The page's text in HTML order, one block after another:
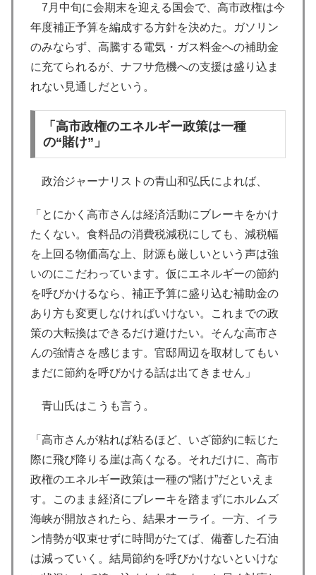
7月中旬に会期末を迎える国会で、高市政権は今
年度補正予算を編成する方針を決めた。ガソリン
のみならず、高騰する電気・ガス料金への補助金
に充てられるが、ナフサ危機への支援は盛り込ま
れない見通しだという。
「高市政権のエネルギー政策は一種
の“賭け”」
政治ジャーナリストの青山和弘氏によれば、
「とにかく高市さんは経済活動にブレーキをかけ
たくない。食料品の消費税減税にしても、減税幅
を上回る物価高な上、財源も厳しいという声は強
いのにこだわっています。仮にエネルギーの節約
を呼びかけるなら、補正予算に盛り込む補助金の
あり方も変更しなければいけない。これまでの政
策の大転換はできるだけ避けたい。そんな高市さ
んの強情さを感じます。官邸周辺を取材してもい
まだに節約を呼びかける話は出てきません」
青山氏はこうも言う。
「高市さんが粘れば粘るほど、いざ節約に転じた
際に飛び降りる崖は高くなる。それだけに、高市
政権のエネルギー政策は一種の“賭け”だといえま
す。このまま経済にブレーキを踏まずにホルムズ
海峡が開放されたら、結果オーライ。一方、イラ
ン情勢が収束せずに時間がたてば、備蓄した石油
は減っていく。結局節約を呼びかけないといけな